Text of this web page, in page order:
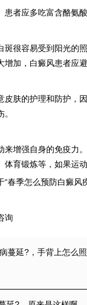
应多吃富含酪氨酸
容易受到阳光的
加，白癜风患者应
的护理和防护，
强自身的免疫力
育锻炼等，如果运
“春季怎么预防白癜风
询
蔓延? ，手背上怎么